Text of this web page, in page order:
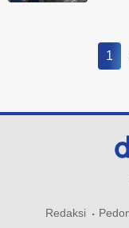
1
Redaksi